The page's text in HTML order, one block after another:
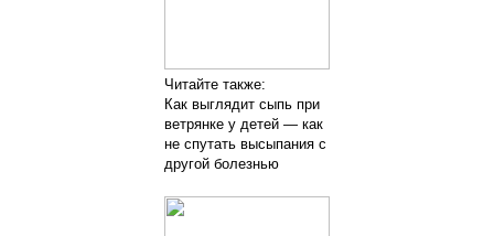
Читайте также:
Как выглядит сыпь при
ветрянке у детей — как
не спутать высыпания с
другой болезнью